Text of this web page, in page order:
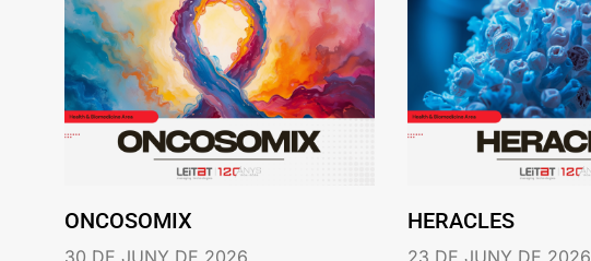
ONCOSOMIX
30 DE JUNY DE 2026
HERACLES
23 DE JUNY DE 2026